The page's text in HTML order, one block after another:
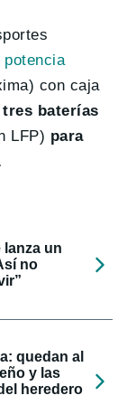
potencia
con caja
baterías
LFP) para
lanza un
no
quedan al
y las
heredero